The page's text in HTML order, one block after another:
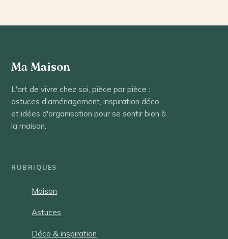
Ma Maison
L'art de vivre chez soi, pièce par pièce :
astuces d'aménagement, inspiration déco
et idées d'organisation pour se sentir bien à
la maison.
RUBRIQUES
Maison
Astuces
Déco & inspiration